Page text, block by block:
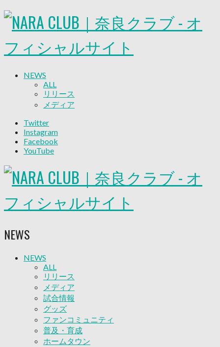
NEWS
ALL
リリース
メディア
グッズ
ファンコミュニティ
普及・育成
コラム
その他
2026/27トップチーム
2026/27トップチームスタッフ
ボランティアチーム「volundeer」
ビクトリーロード
HOMEGAME
観戦ルール＆マナー
ホームゲーム運営管理規定
Jリーグ運営管理規定
写真・動画使用ガイドライン
ロートフィールド奈良
SCHEDULE
Twitter
Instagram
Facebook
YouTube
NEWS
NEWS
ALL
リリース
メディア
試合情報
グッズ
ファンコミュニティ
普及・育成
ホームタウン